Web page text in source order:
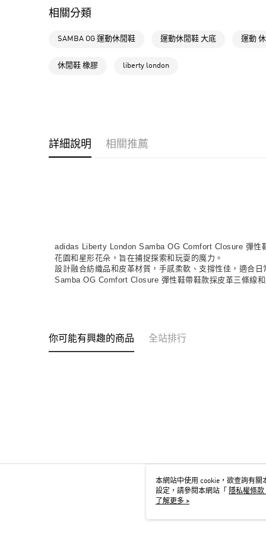
相關分類
SAMBA OG 運動休閒鞋 運動休閒鞋 大底 運動
休閒鞋 橡膠 liberty london
詳細說明 相關推薦
adidas Liberty London Samba OG Comfort Closure 彈性
花園和星形花朵，旨在捕捉探索和玩耍的魔力。
設計融合紡織品和皮革材質，手感柔軟、支撐性佳，適合
Samba OG Comfort Closure 彈性鞋帶鞋款採皮革三條線
你可能有興趣的商品 全站排行
本網站中使用 cookie，欲查詢有關
設定，請參閱本網站「
隱私權條款
用 cookie。
了解更多 >